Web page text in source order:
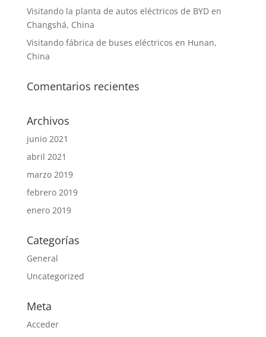
Visitando la planta de autos eléctricos de BYD en
Changshá, China
Visitando fábrica de buses eléctricos en Hunan,
China
Comentarios recientes
Archivos
junio 2021
abril 2021
marzo 2019
febrero 2019
enero 2019
Categorías
General
Uncategorized
Meta
Acceder